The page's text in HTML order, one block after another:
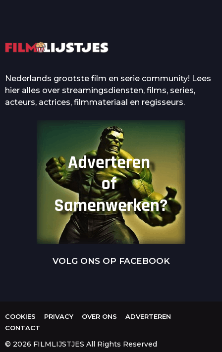
Nederlands grootste film en serie community! Lees
hier alles over streamingsdiensten, films, series,
acteurs, actrices, filmmateriaal en regisseurs.
VOLG ONS OP FACEBOOK
COOKIES PRIVACY OVER ONS
ADVERTEREN
CONTACT
© 2026 FILMLIJSTJES All Rights Reserved